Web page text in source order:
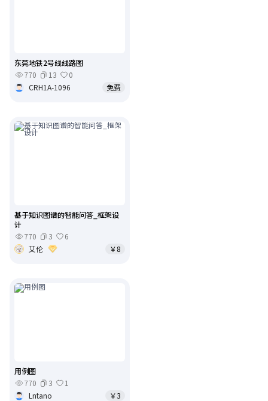
东莞地铁2号线线路图
770
13
0
CRH1A-1096
免费
基于知识图谱的智能问答_框架设
计
770
3
6
艾伦
￥8
用例图
770
3
1
Lntano
￥3